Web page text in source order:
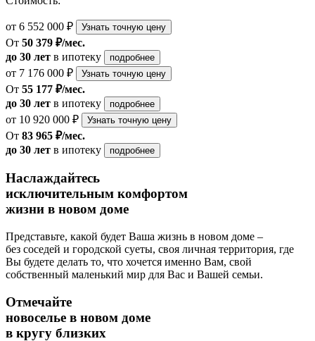
от 6 552 000 ₽ Узнать точную цену
От 50 379 ₽/мес.
до 30 лет в ипотеку подробнее
от 7 176 000 ₽ Узнать точную цену
От 55 177 ₽/мес.
до 30 лет в ипотеку подробнее
от 10 920 000 ₽ Узнать точную цену
От 83 965 ₽/мес.
до 30 лет в ипотеку подробнее
Наслаждайтесь
исключительным комфортом
жизни в новом доме
Представьте, какой будет Ваша жизнь в новом доме –
без соседей и городской суеты, своя личная территория, где
Вы будете делать то, что хочется именно Вам, свой
собственный маленький мир для Вас и Вашей семьи.
Отмечайте
новоселье в новом доме
в кругу близких